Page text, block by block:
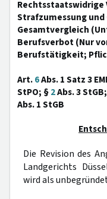
Strafzumessung und
Gesamtvergleich
Berufsverbot (Nur
Berufstätigkeit;
Art.6Abs. 1 Satz 3
StPO; §2Abs. 3
Abs. 1 StGB
Die Revision des
Landgerichts
wird als